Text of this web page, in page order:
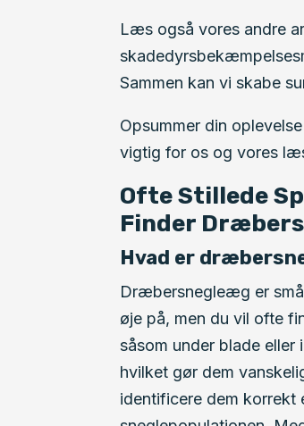
Læs også vores andre
Sammen kan vi skabe
Opsummer din
vigtig for os og vores
Ofte Stillede
Finder
Hvad er
Dræbersnegleæg er
øje på, men du vil ofte
såsom under blade
hvilket gør dem
identificere dem korrekt